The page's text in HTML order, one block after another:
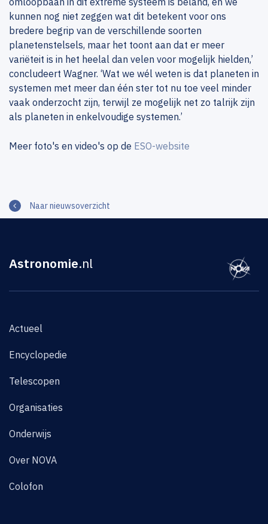
kunnen nog niet zeggen wat dit betekent voor ons
bredere begrip van de verschillende soorten
planetenstelsels, maar het toont aan dat er meer
variëteit is in het heelal dan velen voor mogelijk hielden,’
concludeert Wagner. ‘Wat we wél weten is dat planeten in
systemen met meer dan één ster tot nu toe veel minder
vaak onderzocht zijn, terwijl ze mogelijk net zo talrijk zijn
als planeten in enkelvoudige systemen.’
Meer foto's en video's op de ESO-website
Naar nieuwsoverzicht
Astronomie.nl
Actueel
Encyclopedie
Telescopen
Organisaties
Onderwijs
Over NOVA
Colofon